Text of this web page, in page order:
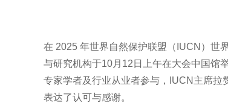
在 2025 年世界自然保护联盟（IUCN）世
与研究机构于10月12日上午在大会中国馆
专家学者及行业从业者参与，IUCN主席拉
表达了认可与感谢。